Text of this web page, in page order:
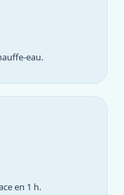
eau.
en 1 h.